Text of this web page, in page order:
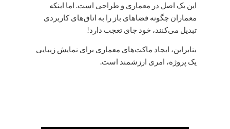
این یک اصل در معماری و طراحی است. اما اینکه
معماران چگونه فضاهای باز را به اتاق‌های کاربردی
تبدیل می‌کنند، خود جای تعجب دارد!
بنابراین، ایجاد ماکت‌های معماری برای نمایش زیبایی
یک پروژه، امری ارزشمند است.